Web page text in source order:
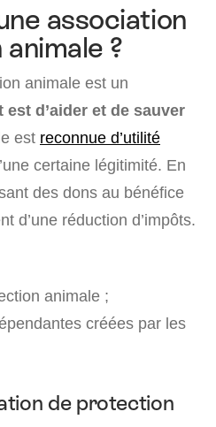
association
?
animale est un
d’aider et de sauver
est reconnue d’utilité
certaine légitimité. En
des dons au bénéfice
d’une réduction d’impôts.
animale ;
créées par les
de protection